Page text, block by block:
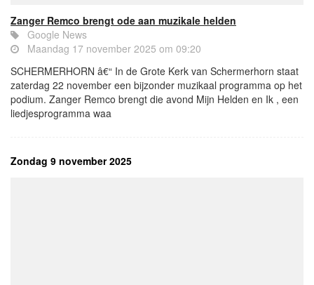
Zanger Remco brengt ode aan muzikale helden
Google News
Maandag 17 november 2025 om 09:20
SCHERMERHORN â€“ In de Grote Kerk van Schermerhorn staat
zaterdag 22 november een bijzonder muzikaal programma op het
podium. Zanger Remco brengt die avond Mijn Helden en Ik , een
liedjesprogramma waa
Zondag 9 november 2025